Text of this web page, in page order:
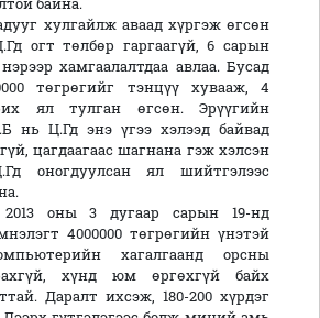
байна.
хулгайлж аваад хүргэж өгсөн
огт төлбөр гаргаагүй, 6 сарын
хамгаалалтдаа авлаа. Бусад
төгрөгийг тэнцүү хувааж, 4
ял тулган өгсөн. Эрүүгийн
нь Ц.Гд энэ үгээ хэлээд байвад
цагдаагаас шагнана гэж хэлсэн
оногдуулсан ял шийтгэлээс
оны 3 дугаар сарын 19-нд
4000000 төгрөгийн үнэтэй
хагалгаанд орсны
хүнд юм өргөхгүй байх
Даралт ихсэж, 180-200 хүрдэг